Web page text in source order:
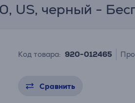
US, черный -
Код товара: 920-012465
Сравнить